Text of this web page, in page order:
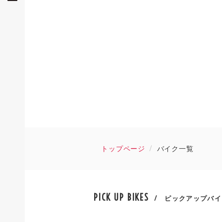
トップページ バイク一覧
PICK UP BIKES / ピックアップバ